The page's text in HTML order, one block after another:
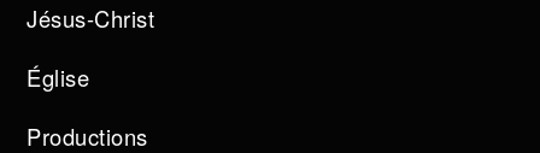
Jésus-Christ
Église
Productions